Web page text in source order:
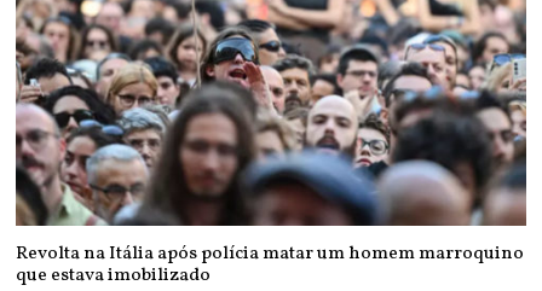
Revolta na Itália após polícia matar um homem marroquino
que estava imobilizado